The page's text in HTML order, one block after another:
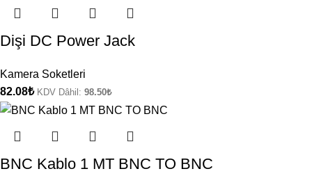
Dişi DC Power Jack
Kamera Soketleri
82.08₺ KDV Dâhil: 98.50₺
BNC Kablo 1 MT BNC TO BNC